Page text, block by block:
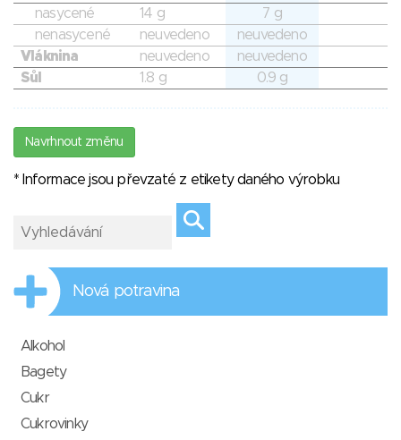
nasycené
14 g
7 g
nenasycené
neuvedeno
neuvedeno
Vláknina
neuvedeno
neuvedeno
Sůl
1.8 g 0.9 g
Navrhnout změnu
* Informace jsou převzaté z etikety daného výrobku
Nová potravina
Alkohol
Bagety
Cukr
Cukrovinky